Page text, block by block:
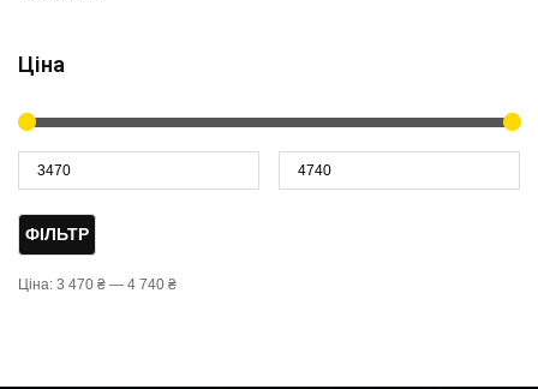
Ціна
ФІЛЬТР
Ціна: 3 470 ₴ — 4 740 ₴